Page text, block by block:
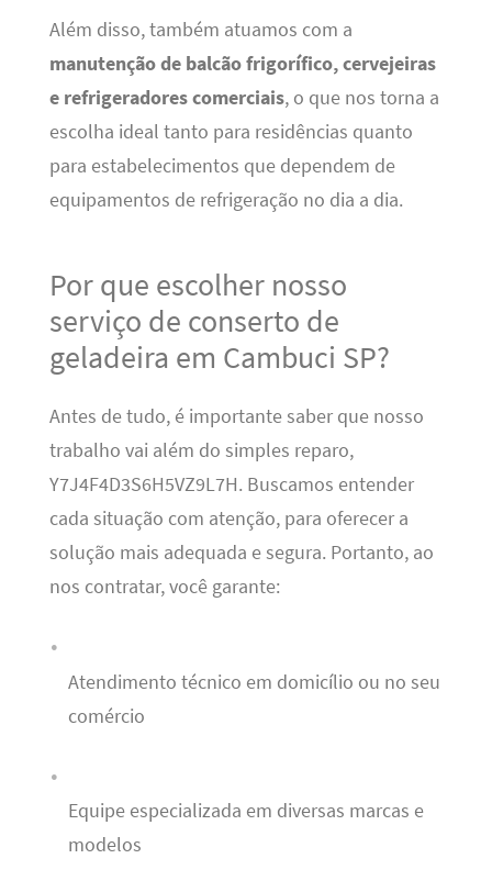
Além disso, também atuamos com a
manutenção de balcão frigorífico, cervejeiras
e refrigeradores comerciais, o que nos torna a
escolha ideal tanto para residências quanto
para estabelecimentos que dependem de
equipamentos de refrigeração no dia a dia.
Por que escolher nosso
serviço de conserto de
geladeira em Cambuci SP?
Antes de tudo, é importante saber que nosso
trabalho vai além do simples reparo,
Y7J4F4D3S6H5VZ9L7H. Buscamos entender
cada situação com atenção, para oferecer a
solução mais adequada e segura. Portanto, ao
nos contratar, você garante:
Atendimento técnico em domicílio ou no seu
comércio
Equipe especializada em diversas marcas e
modelos